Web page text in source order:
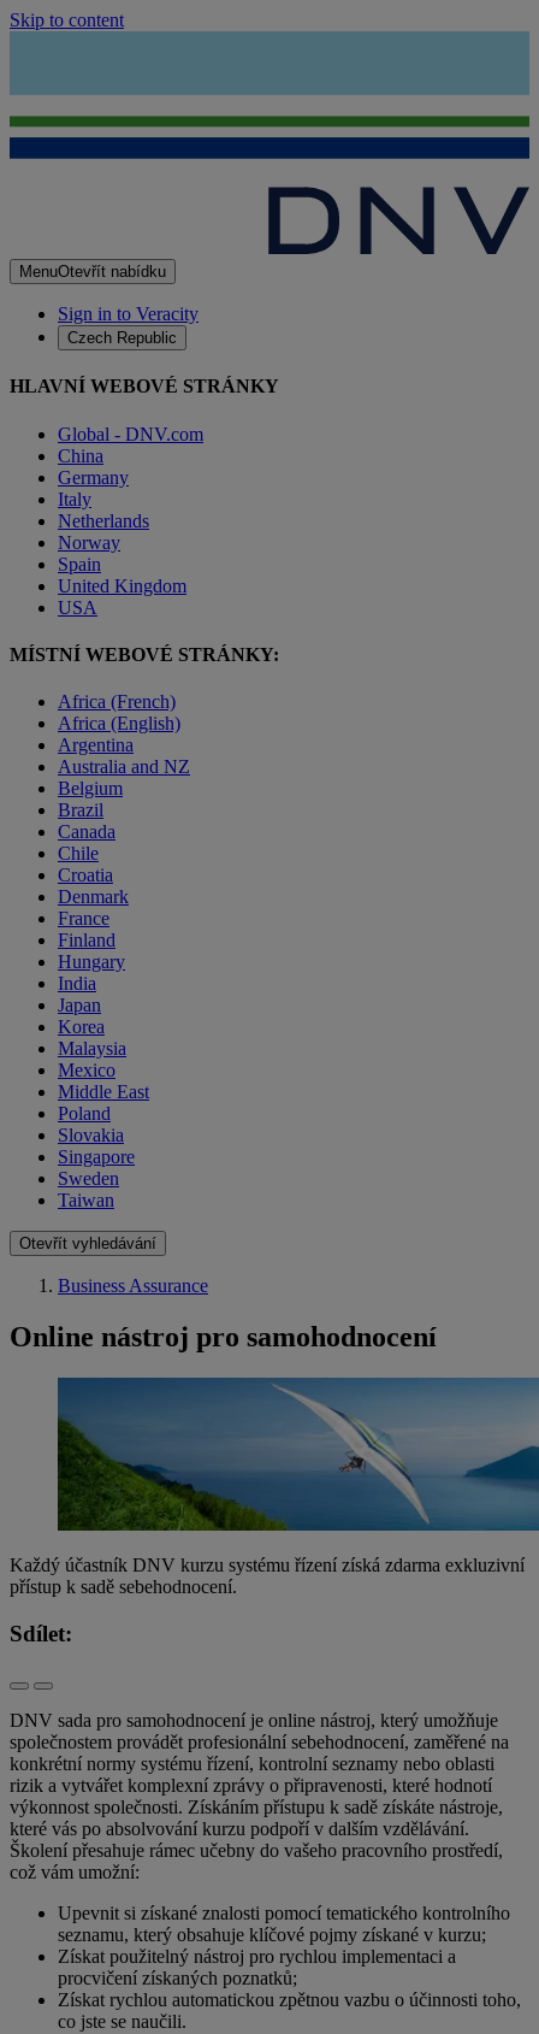
Skip to content
MenuOtevřít nabídku
Sign in to Veracity
Czech Republic
HLAVNÍ WEBOVÉ STRÁNKY
Global - DNV.com
China
Germany
Italy
Netherlands
Norway
Spain
United Kingdom
USA
MÍSTNÍ WEBOVÉ STRÁNKY:
Africa (French)
Africa (English)
Argentina
Australia and NZ
Belgium
Brazil
Canada
Chile
Croatia
Denmark
France
Finland
Hungary
India
Japan
Korea
Malaysia
Mexico
Middle East
Poland
Slovakia
Singapore
Sweden
Taiwan
Otevřít vyhledávání
Business Assurance
Online nástroj pro samohodnocení
Každý účastník DNV kurzu systému řízení získá zdarma exkluzivní
přístup k sadě sebehodnocení.
Sdílet:
DNV sada pro samohodnocení je online nástroj, který umožňuje
společnostem provádět profesionální sebehodnocení, zaměřené na
konkrétní normy systému řízení, kontrolní seznamy nebo oblasti
rizik a vytvářet komplexní zprávy o připravenosti, které hodnotí
výkonnost společnosti. Získáním přístupu k sadě získáte nástroje,
které vás po absolvování kurzu podpoří v dalším vzdělávání.
Školení přesahuje rámec učebny do vašeho pracovního prostředí,
což vám umožní:
Upevnit si získané znalosti pomocí tematického kontrolního
seznamu, který obsahuje klíčové pojmy získané v kurzu;
Získat použitelný nástroj pro rychlou implementaci a
procvičení získaných poznatků;
Získat rychlou automatickou zpětnou vazbu o účinnosti toho,
co jste se naučili.